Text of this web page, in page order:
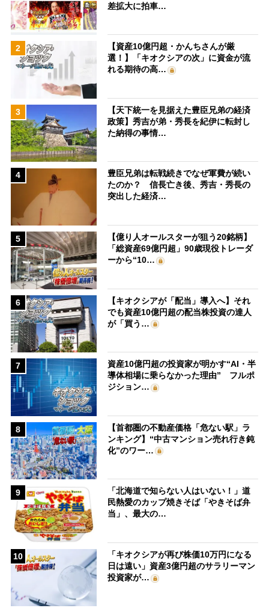
差拡大に拍車…
2
【資産10億円超・かんちさんが厳
選！】「キオクシアの次」に資金が流
れる期待の高…
3
【天下統一を見据えた豊臣兄弟の経済
政策】秀吉が弟・秀長を紀伊に転封し
た納得の事情…
4
豊臣兄弟は転戦続きでなぜ軍費が続い
たのか？ 信長亡き後、秀吉・秀長の
突出した経済…
5
【億り人オールスターが狙う20銘柄】
「総資産69億円超」90歳現役トレーダ
ーから“10…
6
【キオクシアが「配当」導入へ】それ
でも資産10億円超の配当株投資の達人
が「買う…
7
資産10億円超の投資家が明かす“AI・半
導体相場に乗らなかった理由” フルポ
ジション…
8
【首都圏の不動産価格「危ない駅」ラ
ンキング】“中古マンション売れ行き鈍
化”のワー…
9
「北海道で知らない人はいない！」道
民熱愛のカップ焼きそば「やきそば弁
当」、最大の…
10
「キオクシアが再び株価10万円になる
日は遠い」資産3億円超のサラリーマン
投資家が…